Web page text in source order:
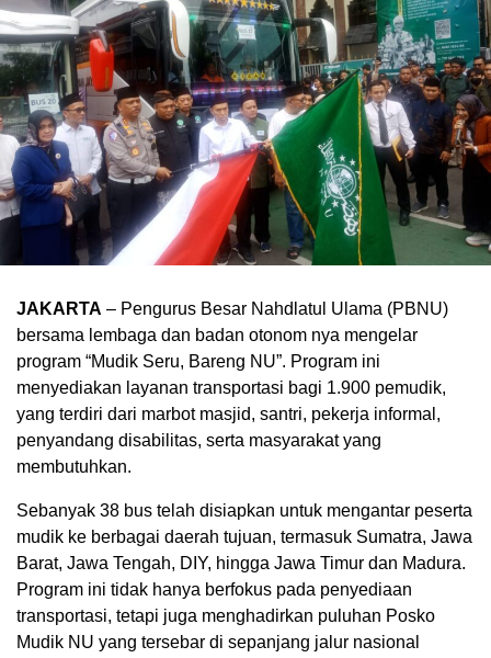
JAKARTA – Pengurus Besar Nahdlatul Ulama (PBNU)
bersama lembaga dan badan otonom nya mengelar
program “Mudik Seru, Bareng NU”. Program ini
menyediakan layanan transportasi bagi 1.900 pemudik,
yang terdiri dari marbot masjid, santri, pekerja informal,
penyandang disabilitas, serta masyarakat yang
membutuhkan.
Sebanyak 38 bus telah disiapkan untuk mengantar peserta
mudik ke berbagai daerah tujuan, termasuk Sumatra, Jawa
Barat, Jawa Tengah, DIY, hingga Jawa Timur dan Madura.
Program ini tidak hanya berfokus pada penyediaan
transportasi, tetapi juga menghadirkan puluhan Posko
Mudik NU yang tersebar di sepanjang jalur nasional